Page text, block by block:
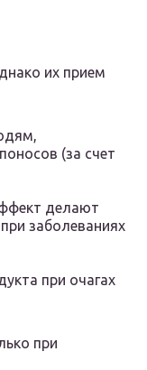
их прием
(за счет
делают
заболеваниях
при очагах
при